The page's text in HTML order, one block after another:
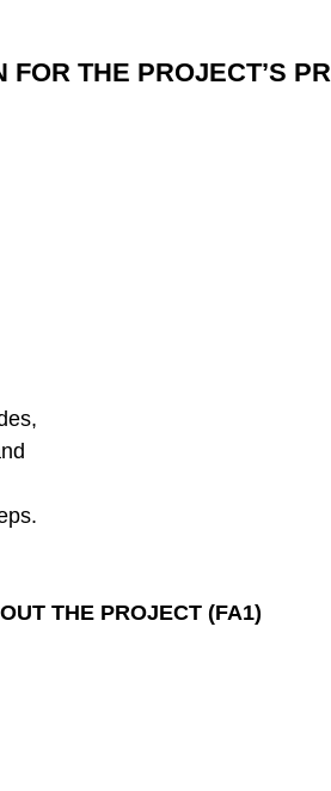
THE PROJECT’S
THE PROJECT (FA1)